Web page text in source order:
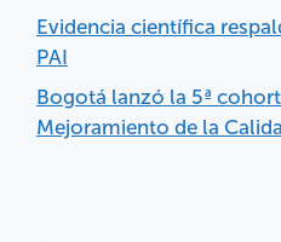
Evidencia científica
PAI
Bogotá lanzó la 5ª
Mejoramiento de la